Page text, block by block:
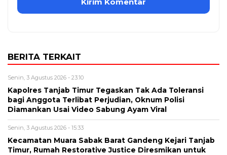
BERITA TERKAIT
Senin, 3 Agustus 2026 - 23:10
Kapolres Tanjab Timur Tegaskan Tak Ada Toleransi
bagi Anggota Terlibat Perjudian, Oknum Polisi
Diamankan Usai Video Sabung Ayam Viral
Senin, 3 Agustus 2026 - 15:33
Kecamatan Muara Sabak Barat Gandeng Kejari Tanjab
Timur, Rumah Restorative Justice Diresmikan untuk